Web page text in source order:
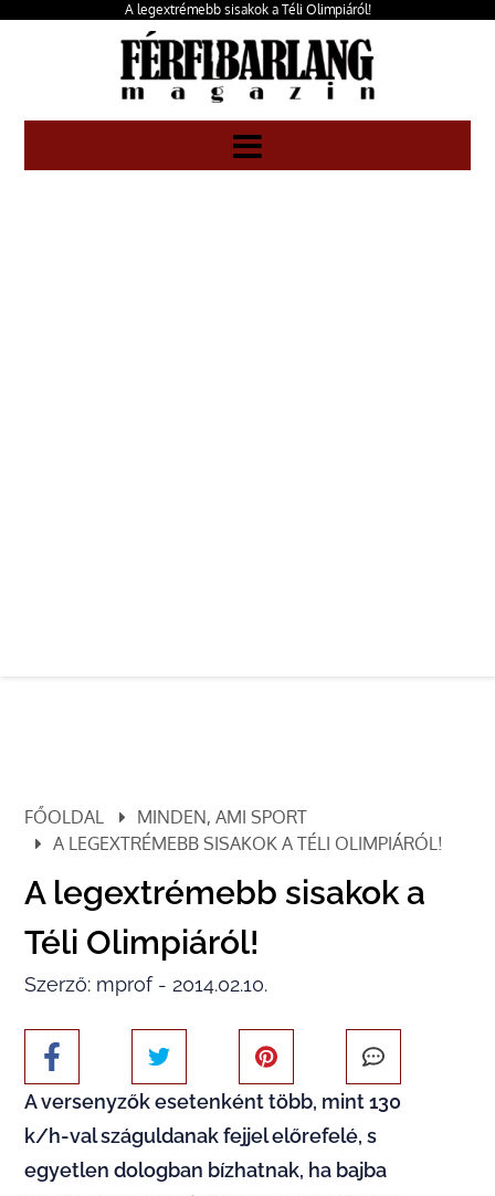
A legextrémebb sisakok a Téli Olimpiáról!
FŐOLDAL
MINDEN, AMI SPORT
A LEGEXTRÉMEBB SISAKOK A TÉLI OLIMPIÁRÓL!
A legextrémebb sisakok a
Téli Olimpiáról!
Szerző: mprof - 2014.02.10.
A versenyzők esetenként több, mint 130
k/h-val száguldanak fejjel előrefelé, s
egyetlen dologban bízhatnak, ha bajba